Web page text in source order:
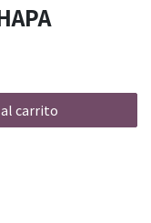
carrito